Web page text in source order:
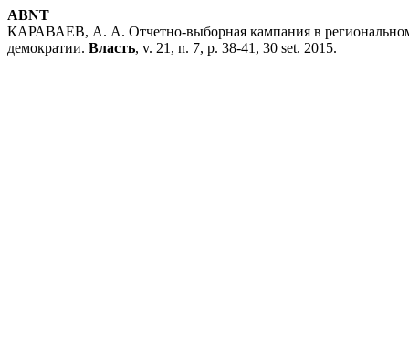
ABNT
КАРАВАЕВ, А. А. Отчетно-выборная кампания в региональном
демократии. Власть, v. 21, n. 7, p. 38-41, 30 set. 2015.